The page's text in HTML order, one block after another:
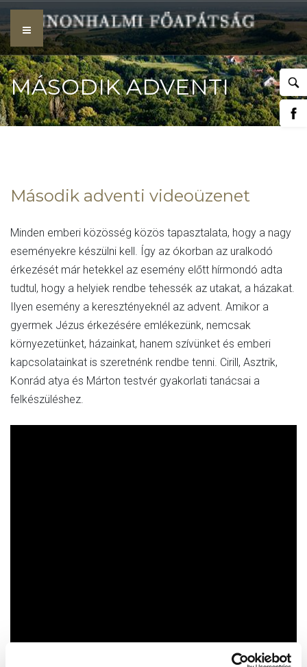
Skip
to
content
MÁSODIK ADVENTI
Második adventi videoüzenet
Minden emberi közösség közös tapasztalata, hogy a nagy
eseményekre készülni kell. Így az ókorban az uralkodó
érkezését már hetekkel az esemény előtt hírmondó adta
tudtul, hogy a helyiek rendbe tehessék az utakat, a házakat.
Ilyen esemény a keresztényeknél az advent. Amikor a
gyermek Jézus érkezésére emlékezünk, nemcsak
környezetünket, házainkat, hanem szívünket és emberi
kapcsolatainkat is szeretnénk rendbe tenni. Cirill, Asztrik,
Konrád atya és Márton testvér gyakorlati tanácsai a
felkészüléshez.